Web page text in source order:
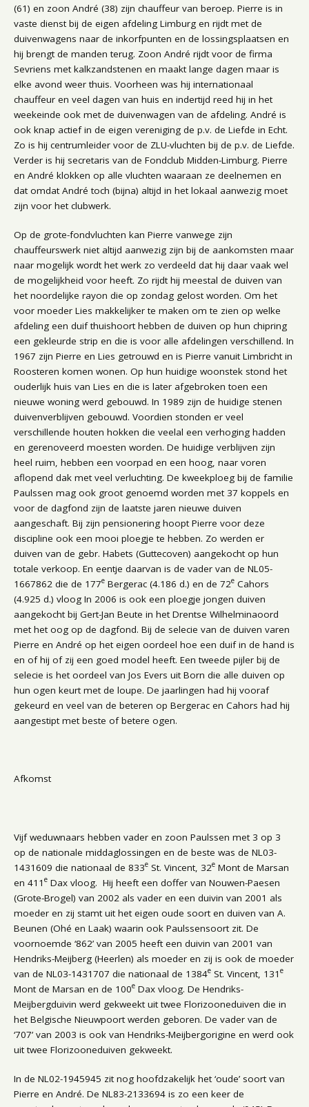
(61) en zoon André (38) zijn chauffeur van beroep. Pierre is in
vaste dienst bij de eigen afdeling Limburg en rijdt met de
duivenwagens naar de inkorfpunten en de lossingsplaatsen en
hij brengt de manden terug. Zoon André rijdt voor de firma
Sevriens met kalkzandstenen en maakt lange dagen maar is
elke avond weer thuis. Voorheen was hij internationaal
chauffeur en veel dagen van huis en indertijd reed hij in het
weekeinde ook met de duivenwagen van de afdeling. André is
ook knap actief in de eigen vereniging de p.v. de Liefde in Echt.
Zo is hij centrumleider voor de ZLU-vluchten bij de p.v. de Liefde.
Verder is hij secretaris van de Fondclub Midden-Limburg. Pierre
en André klokken op alle vluchten waaraan ze deelnemen en
dat omdat André toch (bijna) altijd in het lokaal aanwezig moet
zijn voor het clubwerk.
Op de grote-fondvluchten kan Pierre vanwege zijn
chauffeurswerk niet altijd aanwezig zijn bij de aankomsten maar
naar mogelijk wordt het werk zo verdeeld dat hij daar vaak wel
de mogelijkheid voor heeft. Zo rijdt hij meestal de duiven van
het noordelijke rayon die op zondag gelost worden. Om het
voor moeder Lies makkelijker te maken om te zien op welke
afdeling een duif thuishoort hebben de duiven op hun chipring
een gekleurde strip en die is voor alle afdelingen verschillend. In
1967 zijn Pierre en Lies getrouwd en is Pierre vanuit Limbricht in
Roosteren komen wonen. Op hun huidige woonstek stond het
ouderlijk huis van Lies en die is later afgebroken toen een
nieuwe woning werd gebouwd. In 1989 zijn de huidige stenen
duivenverblijven gebouwd. Voordien stonden er veel
verschillende houten hokken die veelal een verhoging hadden
en gerenoveerd moesten worden. De huidige verblijven zijn
heel ruim, hebben een voorpad en een hoog, naar voren
aflopend dak met veel verluchting. De kweekploeg bij de familie
Paulssen mag ook groot genoemd worden met 37 koppels en
voor de dagfond zijn de laatste jaren nieuwe duiven
aangeschaft. Bij zijn pensionering hoopt Pierre voor deze
discipline ook een mooi ploegje te hebben. Zo werden er
duiven van de gebr. Habets (Guttecoven) aangekocht op hun
totale verkoop. En eentje daarvan is de vader van de NL05-
1667862 die de 177e Bergerac (4.186 d.) en de 72e Cahors
(4.925 d.) vloog In 2006 is ook een ploegje jongen duiven
aangekocht bij Gert-Jan Beute in het Drentse Wilhelminaoord
met het oog op de dagfond. Bij de selecie van de duiven varen
Pierre en André op het eigen oordeel hoe een duif in de hand is
en of hij of zij een goed model heeft. Een tweede pijler bij de
selecie is het oordeel van Jos Evers uit Born die alle duiven op
hun ogen keurt met de loupe. De jaarlingen had hij vooraf
gekeurd en veel van de beteren op Bergerac en Cahors had hij
aangestipt met beste of betere ogen.
Afkomst
Vijf weduwnaars hebben vader en zoon Paulssen met 3 op 3
op de nationale middaglossingen en de beste was de NL03-
1431609 die nationaal de 833e St. Vincent, 32e Mont de Marsan
en 411e Dax vloog. Hij heeft een doffer van Nouwen-Paesen
(Grote-Brogel) van 2002 als vader en een duivin van 2001 als
moeder en zij stamt uit het eigen oude soort en duiven van A.
Beunen (Ohé en Laak) waarin ook Paulssensoort zit. De
voornoemde ‘862’ van 2005 heeft een duivin van 2001 van
Hendriks-Meijberg (Heerlen) als moeder en zij is ook de moeder
van de NL03-1431707 die nationaal de 1384e St. Vincent, 131e
Mont de Marsan en de 100e Dax vloog. De Hendriks-
Meijbergduivin werd gekweekt uit twee Florizooneduiven die in
het Belgische Nieuwpoort werden geboren. De vader van de
‘707’ van 2003 is ook van Hendriks-Meijbergorigine en werd ook
uit twee Florizooneduiven gekweekt.
In de NL02-1945945 zit nog hoofdzakelijk het ‘oude’ soort van
Pierre en André. De NL83-2133694 is zo een keer de